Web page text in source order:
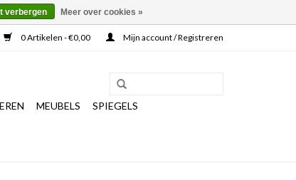
0 Artikelen - €0,00 Mijn account / Registreren
MEUBELS
SPIEGELS
verbergen Meer over cookies »